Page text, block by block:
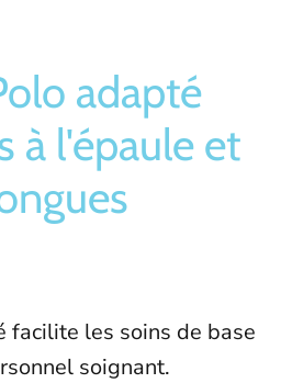
adapté
à l'épaule et
facilite les soins de base
soignant.